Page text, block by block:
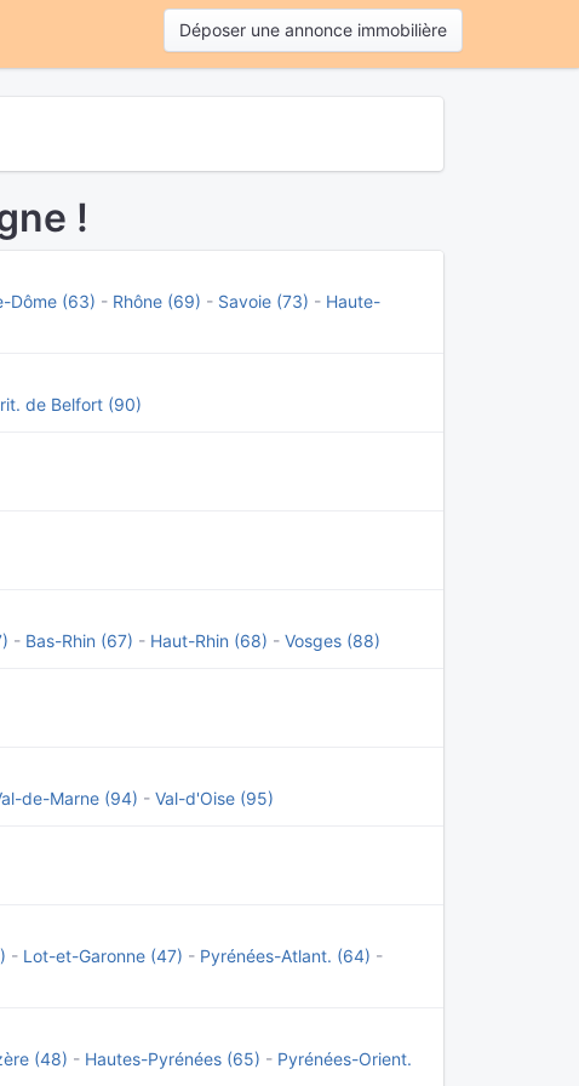
Déposer une annonce immobilière
!
Dôme (63) - Rhône (69) - Savoie (73) - Haute-
de Belfort (90)
- Bas-Rhin (67) - Haut-Rhin (68) - Vosges (88)
de-Marne (94) - Val-d'Oise (95)
- Lot-et-Garonne (47) - Pyrénées-Atlant. (64) -
(48) - Hautes-Pyrénées (65) - Pyrénées-Orient.